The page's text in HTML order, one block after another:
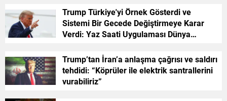
Trump Türkiye'yi Örnek Gösterdi ve
Sistemi Bir Gecede Değiştirmeye Karar
Verdi: Yaz Saati Uygulaması Dünya
Trump’tan İran’a anlaşma çağrısı ve saldırı
tehdidi: “Köprüler ile elektrik santrallerini
vurabiliriz”